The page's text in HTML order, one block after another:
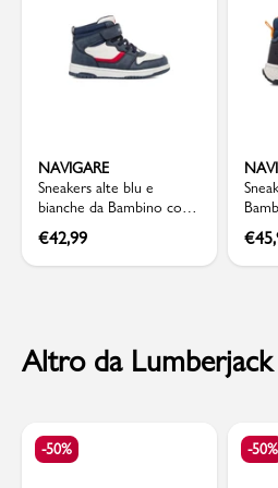
NAVIGARE
Sneakers alte blu e
bianche da Bambino con
strappo Navigare
€42,99 €
Altro da Lumberjack
-50% -50%